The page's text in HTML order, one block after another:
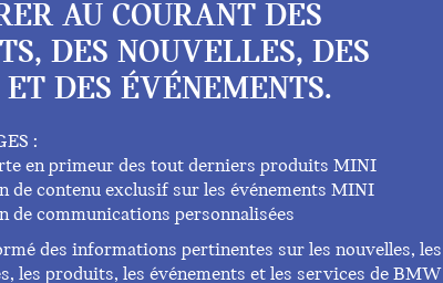
AU COURANT DES
DES NOUVELLES, DES
ET DES ÉVÉNEMENTS.
:
en primeur des tout derniers produits MINI
de contenu exclusif sur les événements MINI
de communications personnalisées
des informations pertinentes sur les nouvelles, les
les produits, les événements et les services de BMW